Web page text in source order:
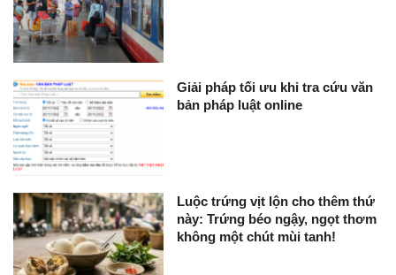
Giải pháp tối ưu khi tra cứu văn
bản pháp luật online
Luộc trứng vịt lộn cho thêm thứ
này: Trứng béo ngậy, ngọt thơm
không một chút mùi tanh!